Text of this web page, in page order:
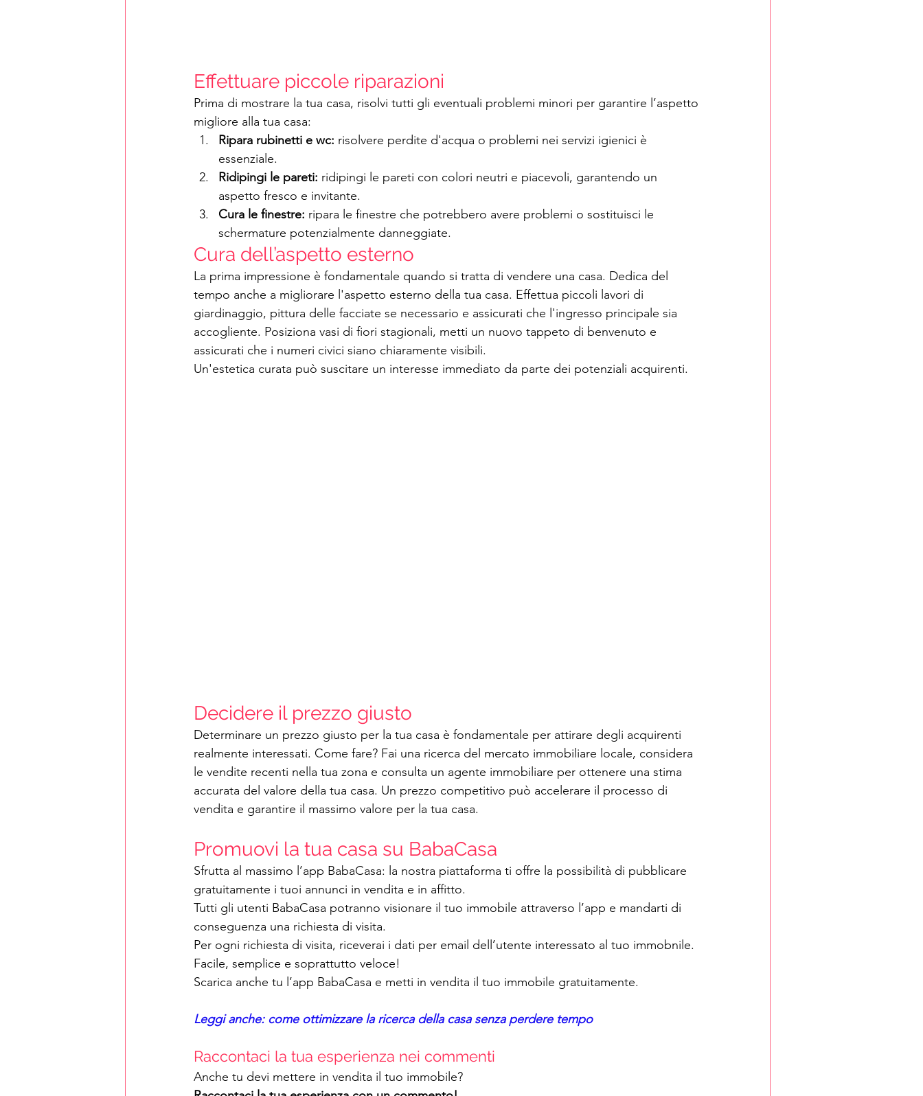
Effettuare piccole riparazioni
Prima di mostrare la tua casa, risolvi tutti gli eventuali problemi minori per garantire l’aspetto
migliore alla tua casa:
Ripara rubinetti e wc: risolvere perdite d'acqua o problemi nei servizi igienici è
essenziale.
Ridipingi le pareti: ridipingi le pareti con colori neutri e piacevoli, garantendo un
aspetto fresco e invitante.
Cura le finestre: ripara le finestre che potrebbero avere problemi o sostituisci le
schermature potenzialmente danneggiate.
Cura dell’aspetto esterno
La prima impressione è fondamentale quando si tratta di vendere una casa. Dedica del
tempo anche a migliorare l'aspetto esterno della tua casa. Effettua piccoli lavori di
giardinaggio, pittura delle facciate se necessario e assicurati che l'ingresso principale sia
accogliente. Posiziona vasi di fiori stagionali, metti un nuovo tappeto di benvenuto e
assicurati che i numeri civici siano chiaramente visibili.
Un'estetica curata può suscitare un interesse immediato da parte dei potenziali acquirenti.
Decidere il prezzo giusto
Determinare un prezzo giusto per la tua casa è fondamentale per attirare degli acquirenti
realmente interessati. Come fare? Fai una ricerca del mercato immobiliare locale, considera
le vendite recenti nella tua zona e consulta un agente immobiliare per ottenere una stima
accurata del valore della tua casa. Un prezzo competitivo può accelerare il processo di
vendita e garantire il massimo valore per la tua casa.
Promuovi la tua casa su BabaCasa
Sfrutta al massimo l’app BabaCasa: la nostra piattaforma ti offre la possibilità di pubblicare
gratuitamente i tuoi annunci in vendita e in affitto.
Tutti gli utenti BabaCasa potranno visionare il tuo immobile attraverso l’app e mandarti di
conseguenza una richiesta di visita.
Per ogni richiesta di visita, riceverai i dati per email dell’utente interessato al tuo immobnile.
Facile, semplice e soprattutto veloce!
Scarica anche tu l’app BabaCasa e metti in vendita il tuo immobile gratuitamente.
Leggi anche: come ottimizzare la ricerca della casa senza perdere tempo
Raccontaci la tua esperienza nei commenti
Anche tu devi mettere in vendita il tuo immobile?